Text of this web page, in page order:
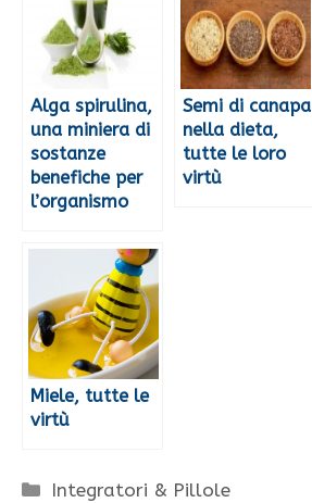
Alga spirulina,
una miniera di
sostanze
benefiche per
l’organismo
Semi di canapa
nella dieta,
tutte le loro
virtù
Miele, tutte le
virtù
Categorie
Integratori & Pillole